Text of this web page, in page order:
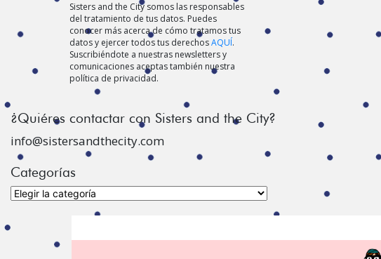
Sisters and the City somos las responsables
del tratamiento de tus datos. Puedes
conocer más acerca de cómo tratamos tus
datos y ejercer todos tus derechosAQUÍ.
Suscribiéndote a nuestras newsletters y
comunicaciones aceptas también nuestra
política de privacidad.
¿Quiéres contactar con Sisters and the City?
info@sistersandthecity.com
Categorías
Categorías